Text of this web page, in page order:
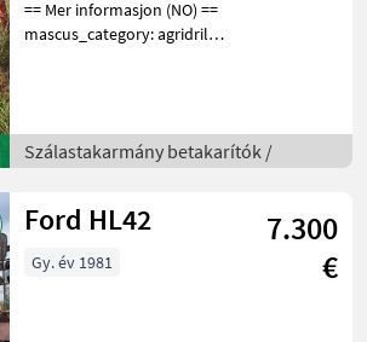
== Mer informasjon (NO) ==
mascus_category: agridrills
en.landbrukssalg.no/6028
for more images Specificati
Szálastakarmány betakarítók /
Ford HL42
7.300
€
Gy. év 1981